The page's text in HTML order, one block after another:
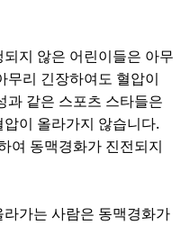
지 않은 어린이들은 아무
무리 긴장하여도 혈압이
같은 스포츠 스타들은
이 올라가지 않습니다.
여 동맥경화가 진전되지
가는 사람은 동맥경화가